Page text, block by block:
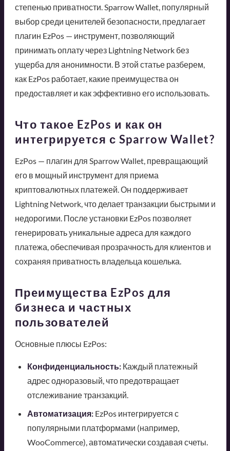
степенью приватности. Sparrow Wallet, популярный
выбор среди ценителей безопасности, предлагает
плагин EzPos — инструмент, позволяющий
принимать оплату через Lightning Network без
ущерба для анонимности. В этой статье разберем,
как EzPos работает, какие преимущества он
предоставляет и как эффективно его использовать.
Что такое EzPos и как он
интегрируется с Sparrow Wallet?
EzPos — плагин для Sparrow Wallet, превращающий
его в мощный инструмент для приема
криптовалютных платежей. Он поддерживает
Lightning Network, что делает транзакции быстрыми и
недорогими. После установки EzPos позволяет
генерировать уникальные адреса для каждого
платежа, обеспечивая прозрачность для клиентов и
сохраняя приватность владельца кошелька.
Преимущества EzPos для
бизнеса и частных
пользователей
Основные плюсы EzPos:
Конфиденциальность:Каждый платежный
адрес одноразовый, что предотвращает
отслеживание транзакций.
Автоматизация:EzPos интегрируется с
популярными платформами (например,
WooCommerce), автоматически создавая счеты.